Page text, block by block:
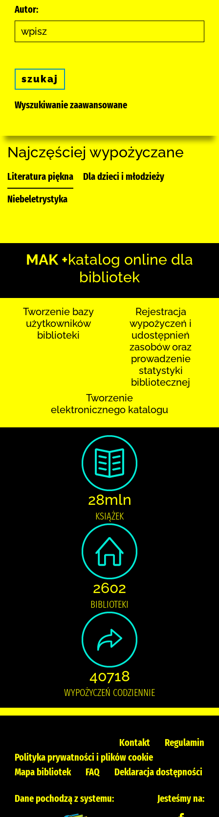
Autor:
szukaj
Wyszukiwanie zaawansowane
Najczęściej wypożyczane
Literatura piękna
Dla dzieci i młodzieży
Niebeletrystyka
MAK +katalog online dla
bibliotek
Tworzenie bazy
użytkowników
biblioteki
Rejestracja
wypożyczeń i
udostępnień
zasobów oraz
prowadzenie
statystyki
bibliotecznej
Tworzenie
elektronicznego katalogu
28mln
KSIĄŻEK
2602
BIBLIOTEKI
40718
WYPOŻYCZEŃ CODZIENNIE
Kontakt
Regulamin
Polityka prywatności i plików cookie
Mapa bibliotek
FAQ Deklaracja dostępności
Dane pochodzą z systemu: Jesteśmy na: